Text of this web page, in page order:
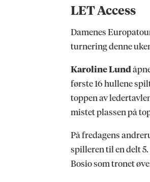
LET Access
Damenes
turnering denne
Karoline Lund
første 16 hullene
toppen av
mistet plassen på
På fredagens
spilleren til en delt
Bosio som tronet